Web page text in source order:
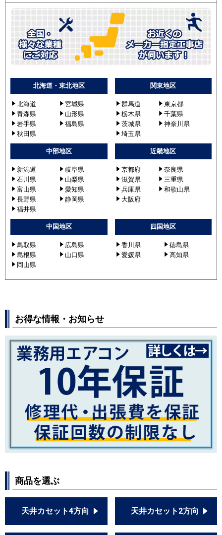
北海道・東北地区
北海道
宮城県
青森県
山形県
岩手県
福島県
秋田県
関東地区
群馬道
東京都
栃木県
千葉県
茨城県
神奈川県
埼玉県
中部地区
新潟道
岐阜県
石川県
山梨県
富山県
愛知県
長野県
静岡県
福井県
近畿地区
京都府
奈良県
滋賀県
三重県
兵庫県
和歌山県
大阪府
中国地区
鳥取県
広島県
島根県
山口県
岡山県
四国地区
香川県
徳島県
愛媛県
高知県
お得な情報・お知らせ
商品を選ぶ
天井カセット4方向 天井カセット2方向